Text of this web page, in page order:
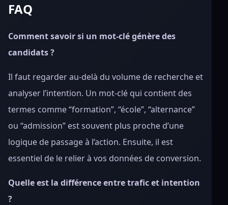
FAQ
Comment savoir si un mot-clé génère des
candidats ?
Il faut regarder au-delà du volume de recherche et
analyser l’intention. Un mot-clé qui contient des
termes comme “formation”, “école”, “alternance”
ou “admission” est souvent plus proche d’une
logique de passage à l’action. Ensuite, il est
essentiel de le relier à vos données de conversion.
Quelle est la différence entre trafic et intention
?